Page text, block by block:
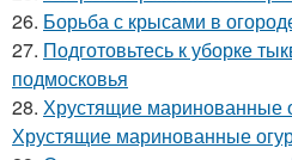
26. Борьба с крысами в
27. Подготовьтесь к уборке
подмосковья
28. Хрустящие маринованные
Хрустящие маринованные